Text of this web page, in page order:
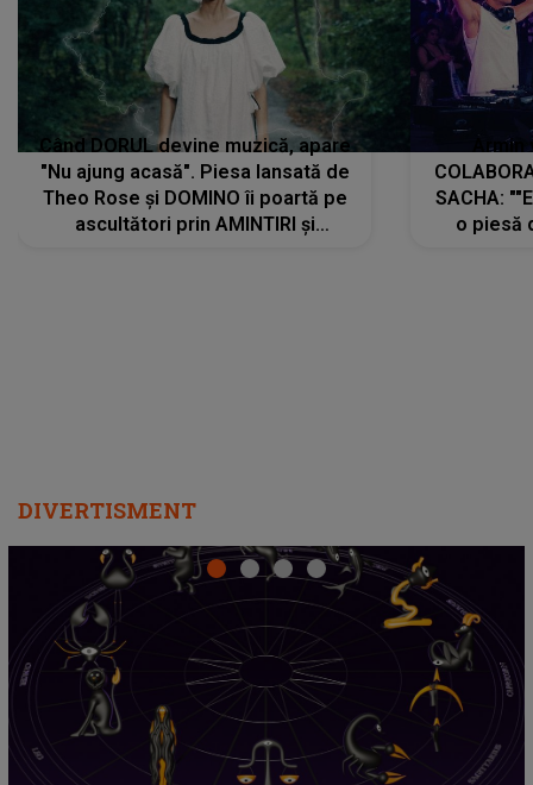
Când DORUL devine muzică, apare
"Nu ajung acasă". Piesa lansată de
Theo Rose și DOMINO îi poartă pe
ascultători prin AMINTIRI și
SACHA:
o piesă
DIVERTISMENT